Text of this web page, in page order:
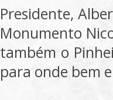
Presidente,
Monumento
também o
para onde bem